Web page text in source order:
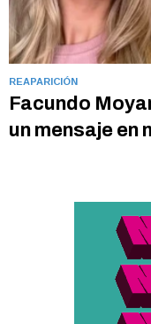
REAPARICIÓN
Facundo
un mensaje en